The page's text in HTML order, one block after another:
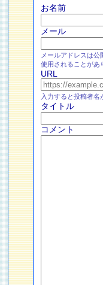
お名前
メール
メールアドレスは
使用されることがあ
URL
入力すると投稿者名
タイトル
コメント